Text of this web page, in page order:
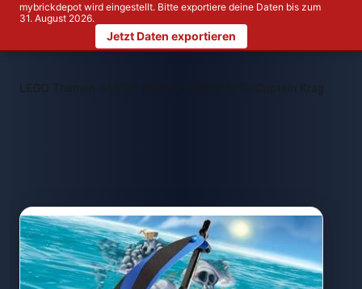
mybrickdepot wird eingestellt. Bitte exportiere deine Daten bis zum
31. August 2026.
Jetzt Daten exportieren
LEGO Themen > LEGO 7072 Captain Kragg's